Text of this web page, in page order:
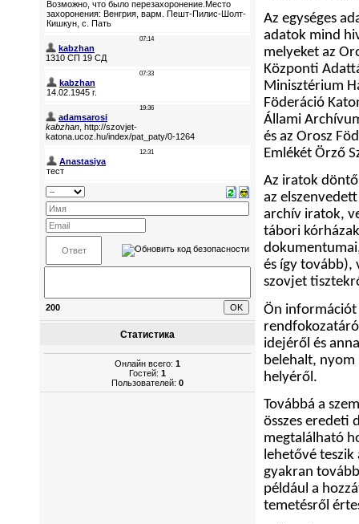
200
Статистика
Онлайн всего: 1
Гостей: 1
Пользователей: 0
Az egységes
adatok mind
melyeket az
Központi
Minisztérium
Föderáció
Állami
és az Orosz
Emlékét Örző
Az iratok
az
archív iratok,
tábori
és így tovább),
szovjet
Ön információt
idejéről és
belehalt,
helyéről.
Továbbá a
összes eredeti
megtalálható
lehetővé
gyakran
például a
temetésről